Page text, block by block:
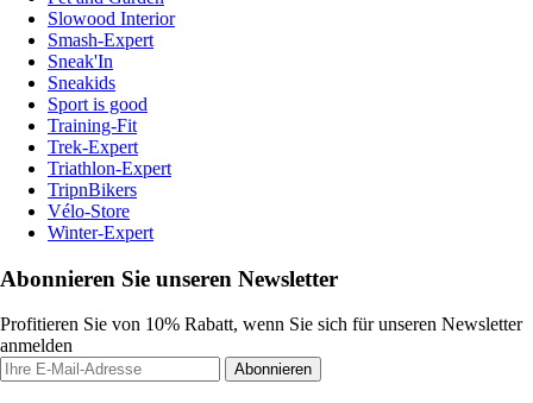
Slowood Interior
Smash-Expert
Sneak'In
Sneakids
Sport is good
Training-Fit
Trek-Expert
Triathlon-Expert
TripnBikers
Vélo-Store
Winter-Expert
Abonnieren Sie unseren Newsletter
Profitieren Sie von 10% Rabatt, wenn Sie sich für unseren Newsletter
anmelden
Abonnieren